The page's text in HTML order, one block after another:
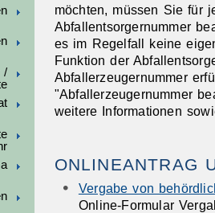
/
möchten, müssen Sie für
Abfallentsorgernummer
es im Regelfall keine
Funktion der
Abfallerzeugernummer
"Abfallerzeugernummer
weitere Informationen
ONLINEANTRAG
Vergabe von
Online-Formular